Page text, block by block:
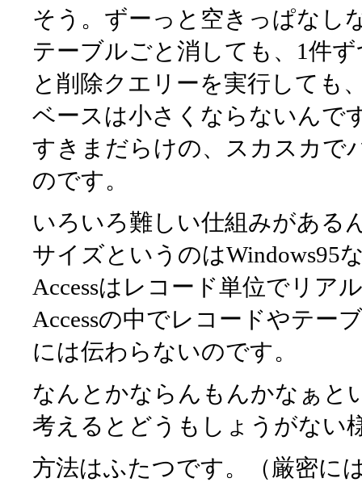
そう。ずーっと空きっぱなし
テーブルごと消しても、1件
と削除クエリーを実行しても
ベースは小さくならないんで
すきまだらけの、スカスカで
のです。
いろいろ難しい仕組みがある
サイズというのはWindows95
Accessはレコード単位でリア
Accessの中でレコードやテー
には伝わらないのです。
なんとかならんもんかなぁと
考えるとどうもしょうがない
方法はふたつです。（厳密に